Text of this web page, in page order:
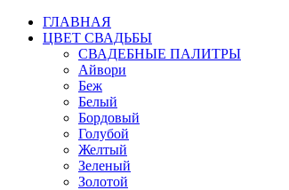
ГЛАВНАЯ
ЦВЕТ СВАДЬБЫ
СВАДЕБНЫЕ ПАЛИТРЫ
Айвори
Беж
Белый
Бордовый
Голубой
Желтый
Зеленый
Золотой